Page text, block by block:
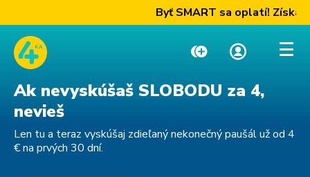
Dobiť kredit Moja zóna
Paušály
Byť SMART sa oplatí!
Ak nevyskúšaš SLOBODU za 4,
nevieš
Len tu a teraz vyskúšaj zdieľaný nekonečný paušál už od 4
€ na prvých 30 dní.